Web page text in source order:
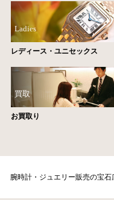
Ladies
レディース・ユニセックス
買取
お買取り
腕時計・ジュエリー販売の宝石